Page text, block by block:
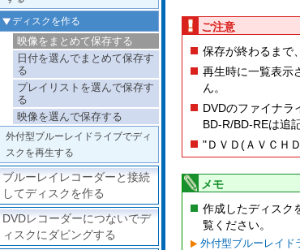
ディスクを作る
映像をまとめて保存する
日付を選んでまとめて保存す
る
プレイリストを選んで保存す
る
映像を選んで保存する
外付型ブルーレイドライブでディ
スクを再生する
ブルーレイレコーダーと接続
してディスクを作る
DVDレコーダーにつないでデ
ィスクにダビングする
ご注意
保存が終わるまで
再生時に一覧表示
ん。
DVDのファイナラ
BD-R/BD-REは追
"ＤＶＤ(ＡＶＣＨ
メモ
作成したディスク
覧ください。
外付型ブルーレイド